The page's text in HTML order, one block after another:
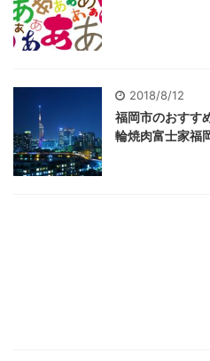
2018/8/12
福岡市のおすす
輪焼肉富士家福